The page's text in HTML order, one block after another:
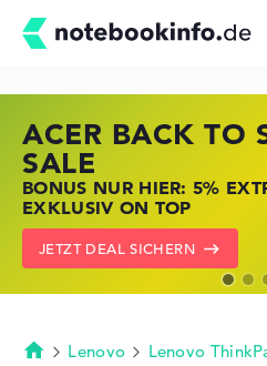
Technik &
ACER BACK TO
SALE
BONUS NUR HIER: 5%
EXKLUSIV ON TOP
JETZT DEAL SICHERN
HP STORE SSV
JETZT ZUGREIFEN:
KRÄFTIG REDUZIERT
ZU DEN HP ANGEBOTEN
LENOVO
NOTEBOOKS BEI LENOVO
KRÄFTIG REDUZIERT
LENOVO DEALS ZEIGEN
Startseite
Lenovo
Lenovo